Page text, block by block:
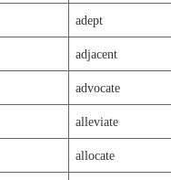
adept
adjacent
advocate
alleviate
allocate